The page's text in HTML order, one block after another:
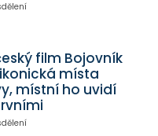
film Bojovník
místa
místní ho uvidí